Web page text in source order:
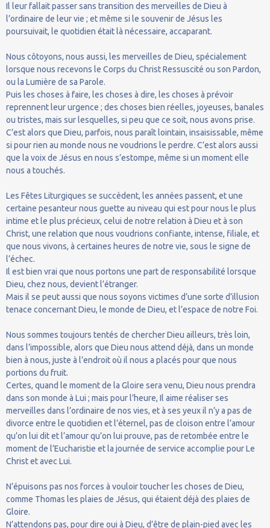
Il leur fallait passer sans transition des merveilles de Dieu à
l’ordinaire de leur vie ; et même si le souvenir de Jésus les
poursuivait, le quotidien était là nécessaire, accaparant.
Nous côtoyons, nous aussi, les merveilles de Dieu, spécialement
lorsque nous recevons le Corps du Christ Ressuscité ou son Pardon,
ou la Lumière de sa Parole.
Puis les choses à faire, les choses à dire, les choses à prévoir
reprennent leur urgence ; des choses bien réelles, joyeuses, banales
ou tristes, mais sur lesquelles, si peu que ce soit, nous avons prise.
C’est alors que Dieu, parfois, nous paraît lointain, insaisissable, même
si pour rien au monde nous ne voudrions le perdre. C’est alors aussi
que la voix de Jésus en nous s’estompe, même si un moment elle
nous a touchés.
Les Fêtes Liturgiques se succèdent, les années passent, et une
certaine pesanteur nous guette au niveau qui est pour nous le plus
intime et le plus précieux, celui de notre relation à Dieu et à son
Christ, une relation que nous voudrions confiante, intense, filiale, et
que nous vivons, à certaines heures de notre vie, sous le signe de
l’échec.
Il est bien vrai que nous portons une part de responsabilité lorsque
Dieu, chez nous, devient l’étranger.
Mais il se peut aussi que nous soyons victimes d’une sorte d’illusion
tenace concernant Dieu, le monde de Dieu, et l’espace de notre Foi.
Nous sommes toujours tentés de chercher Dieu ailleurs, très loin,
dans l’impossible, alors que Dieu nous attend déjà, dans un monde
bien à nous, juste à l’endroit où il nous a placés pour que nous
portions du fruit.
Certes, quand le moment de la Gloire sera venu, Dieu nous prendra
dans son monde à Lui ; mais pour l’heure, Il aime réaliser ses
merveilles dans l’ordinaire de nos vies, et à ses yeux il n’y a pas de
divorce entre le quotidien et l’éternel, pas de cloison entre l’amour
qu’on lui dit et l’amour qu’on lui prouve, pas de retombée entre le
moment de l’Eucharistie et la journée de service accomplie pour Le
Christ et avec Lui.
N’épuisons pas nos forces à vouloir toucher les choses de Dieu,
comme Thomas les plaies de Jésus, qui étaient déjà des plaies de
Gloire.
N’attendons pas, pour dire oui à Dieu, d’être de plain-pied avec les